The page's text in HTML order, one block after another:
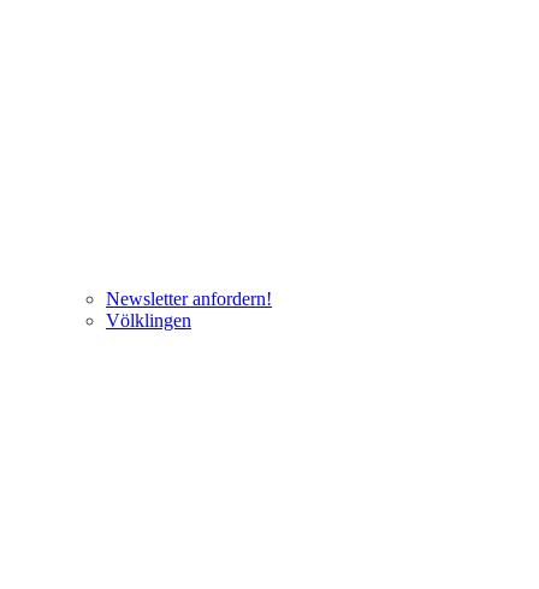
Newsletter anfordern!
Völklingen